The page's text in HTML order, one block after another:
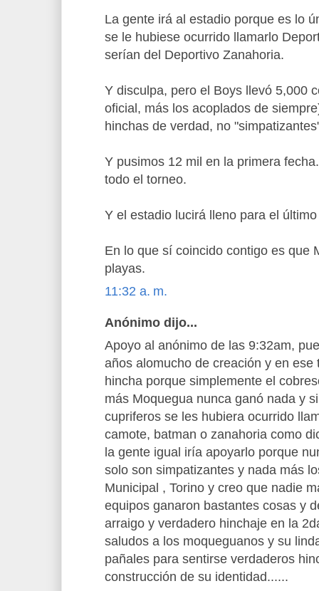
La gente irá al estadio porque es lo
se le hubiese ocurrido llamarlo
serían del Deportivo Zanahoria.
Y disculpa, pero el Boys llevó 5,000
oficial, más los acoplados de
hinchas de verdad, no
Y pusimos 12 mil en la primera
todo el torneo.
Y el estadio lucirá lleno para el
En lo que sí coincido contigo es que
playas.
11:32 a. m.
Anónimo dijo...
Apoyo al anónimo de las 9:32am,
años alomucho de creación y en
hincha porque simplemente el
más Moquegua nunca ganó nada y
cupriferos se les hubiera ocurrido
camote, batman o zanahoria como
la gente igual iría apoyarlo porque
solo son simpatizantes y nada más
Municipal , Torino y creo que nadie
equipos ganaron bastantes cosas y
arraigo y verdadero hinchaje en la
saludos a los moqueguanos y su
pañales para sentirse verdaderos
construcción de su identidad......